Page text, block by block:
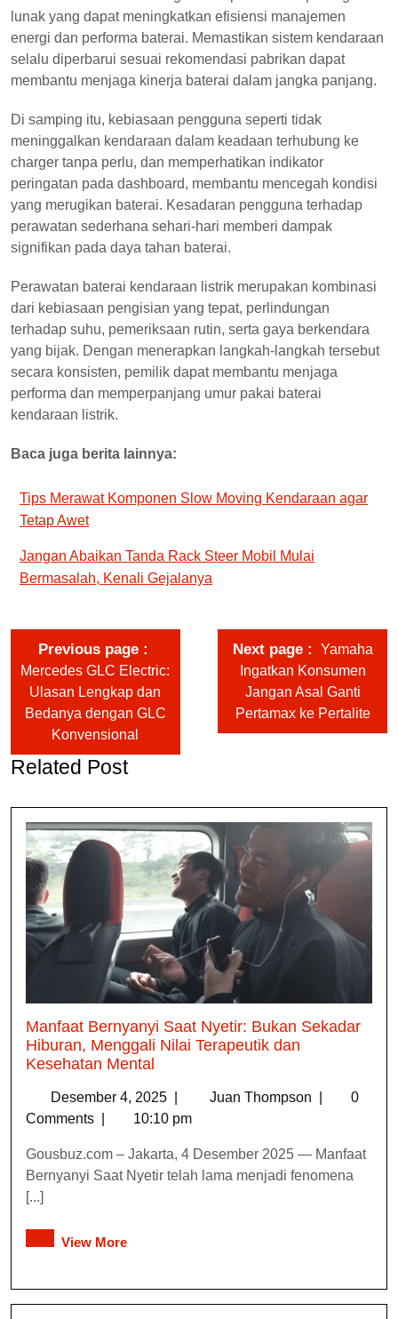
lunak yang dapat meningkatkan efisiensi manajemen
energi dan performa baterai. Memastikan sistem kendaraan
selalu diperbarui sesuai rekomendasi pabrikan dapat
membantu menjaga kinerja baterai dalam jangka panjang.
Di samping itu, kebiasaan pengguna seperti tidak
meninggalkan kendaraan dalam keadaan terhubung ke
charger tanpa perlu, dan memperhatikan indikator
peringatan pada dashboard, membantu mencegah kondisi
yang merugikan baterai. Kesadaran pengguna terhadap
perawatan sederhana sehari-hari memberi dampak
signifikan pada daya tahan baterai.
Perawatan baterai kendaraan listrik merupakan kombinasi
dari kebiasaan pengisian yang tepat, perlindungan
terhadap suhu, pemeriksaan rutin, serta gaya berkendara
yang bijak. Dengan menerapkan langkah-langkah tersebut
secara konsisten, pemilik dapat membantu menjaga
performa dan memperpanjang umur pakai baterai
kendaraan listrik.
Baca juga berita lainnya:
Tips Merawat Komponen Slow Moving Kendaraan agar
Tetap Awet
Jangan Abaikan Tanda Rack Steer Mobil Mulai
Bermasalah, Kenali Gejalanya
Previous page
Mercedes GLC Electric:
Ulasan Lengkap dan
Bedanya dengan GLC
Konvensional
Next page
Yamaha
Ingatkan Konsumen
Jangan Asal Ganti
Pertamax ke Pertalite
Related Post
Manfaat Bernyanyi Saat Nyetir: Bukan Sekadar
Hiburan, Menggali Nilai Terapeutik dan
Kesehatan Mental
Desember 4, 2025 Juan Thompson
0
Comments
10:10 pm
Gousbuz.com – Jakarta, 4 Desember 2025 — Manfaat
Bernyanyi Saat Nyetir telah lama menjadi fenomena
[...]
View More